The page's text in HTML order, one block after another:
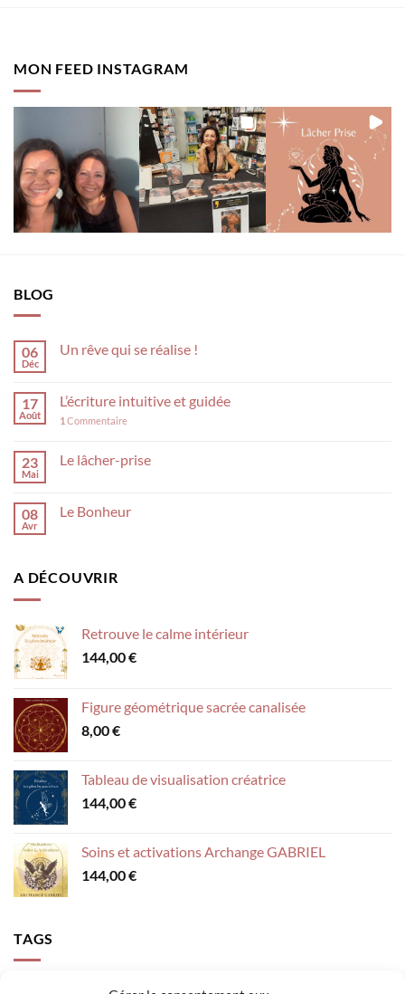
MON FEED INSTAGRAM
BLOG
06
Déc
Un rêve qui se réalise !
17
Août
L’écriture intuitive et guidée
1 Commentaire
23
Mai
Le lâcher-prise
08
Avr
Le Bonheur
A DÉCOUVRIR
Retrouve le calme intérieur
144,00€
Figure géométrique sacrée canalisée
8,00€
Tableau de visualisation créatrice
144,00€
Soins et activations Archange GABRIEL
144,00€
TAGS
accompagnement activer sa lumière Archange Gabriel